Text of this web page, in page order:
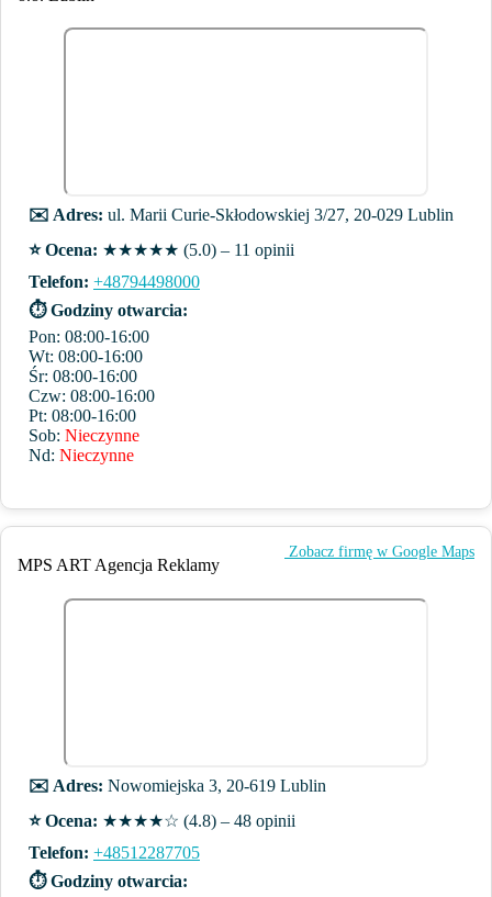
✉️ Adres: ul. Marii Curie-Skłodowskiej 3/27, 20-029 Lublin
⭐️ Ocena: ★★★★★ (5.0) – 11 opinii
Telefon: +48794498000
⏱ Godziny otwarcia:
Pon: 08:00-16:00
Wt: 08:00-16:00
Śr: 08:00-16:00
Czw: 08:00-16:00
Pt: 08:00-16:00
Sob: Nieczynne
Nd: Nieczynne
MPS ART Agencja Reklamy
️ Zobacz firmę w Google Maps
✉️ Adres: Nowomiejska 3, 20-619 Lublin
⭐️ Ocena: ★★★★☆ (4.8) – 48 opinii
Telefon: +48512287705
⏱ Godziny otwarcia: